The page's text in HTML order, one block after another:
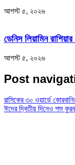
আগস্ট ৫, ২০২৬
ডেনিস লিয়ামিন
আগস্ট ৫, ২০২৬
Post
রাসিকের ৩০ ওয়ার্ডে
ঈদের দ্বিতীয় দিনেও পশু